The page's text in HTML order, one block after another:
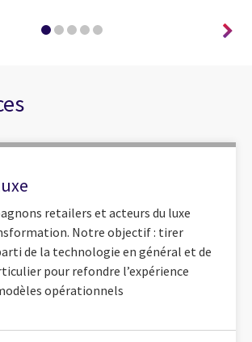
retailers et acteurs du luxe
Notre objectif : tirer
de la technologie en général et de
pour refondre l’expérience
opérationnels